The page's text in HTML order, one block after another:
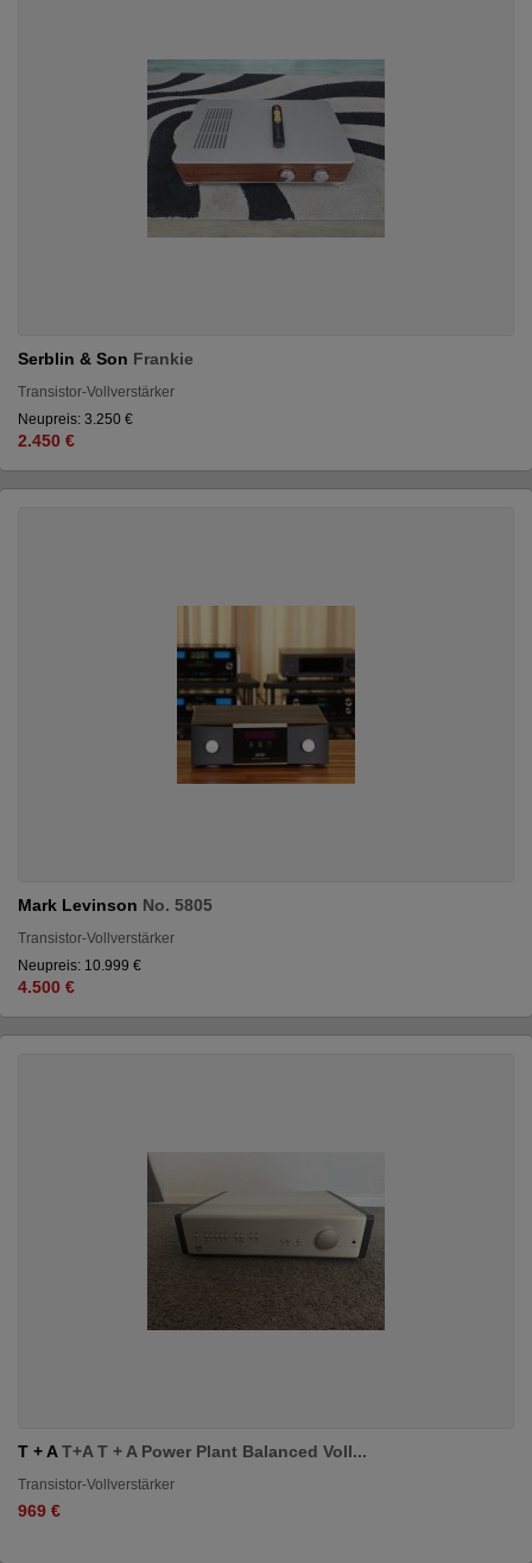
Serblin & Son Frankie
Transistor-Vollverstärker
Neupreis: 3.250 €
2.450 €
Mark Levinson No. 5805
Transistor-Vollverstärker
Neupreis: 10.999 €
4.500 €
T + AT+A T + A Power Plant Balanced Voll...
Transistor-Vollverstärker
969 €